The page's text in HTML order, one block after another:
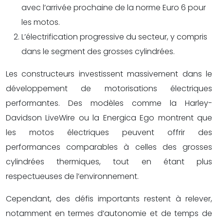
avec l’arrivée prochaine de la norme Euro 6 pour
les motos.
L’électrification progressive du secteur, y compris
dans le segment des grosses cylindrées.
Les constructeurs investissent massivement dans le
développement de motorisations électriques
performantes. Des modèles comme la Harley-
Davidson LiveWire ou la Energica Ego montrent que
les motos électriques peuvent offrir des
performances comparables à celles des grosses
cylindrées thermiques, tout en étant plus
respectueuses de l’environnement.
Cependant, des défis importants restent à relever,
notamment en termes d’autonomie et de temps de